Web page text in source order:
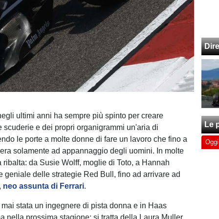
ultimi anni ha sempre più spinto per creare
scuderie e dei propri organigrammi un'aria di
le porte a molte donne di fare un lavoro che fino a
solamente ad appannaggio degli uomini. In molte
ribalta: da Susie Wolff, moglie di Toto, a Hannah
geniale delle strategie Red Bull, fino ad arrivare ad
neo assunta di Ferrari.
stata un ingegnere di pista donna e in Haas
nella prossima stagione: si tratta della Laura Muller,
Le
Oggi